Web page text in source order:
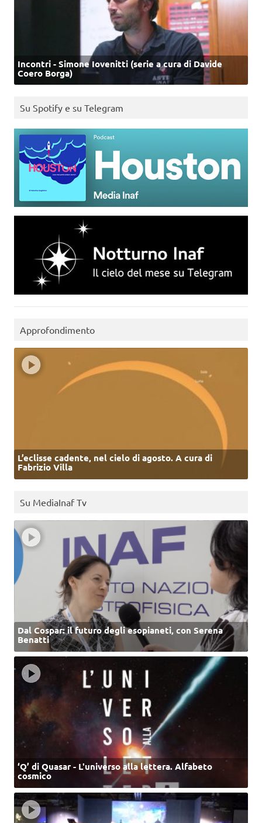
Incontri - Simone Iovenitti (serie a cura di Davide
Coero Borga)
Su Spotify e su Telegram
Approfondimento
L’eclisse cadente, nel cielo di agosto. A cura di
Fabrizio Villa
Su MediaInaf Tv
Dal Cospar: il futuro degli esopianeti, con Serena
Benatti
‘Q’ di Quasar - L'universo alla lettera. Alfabeto
cosmico